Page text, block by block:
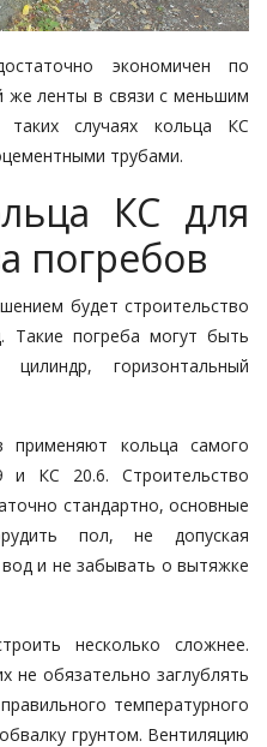
экономичен по
же ленты в связи с меньшим
случаях кольца КС
трубами.
КС для
погребов
будет строительство
Такие погреба могут быть
горизонтальный
кольца самого
КС 20.6. Строительство
стандартно, основные
пол, не допуская
и не забывать о вытяжке
несколько сложнее.
не обязательно заглублять
температурного
грунтом. Вентиляцию